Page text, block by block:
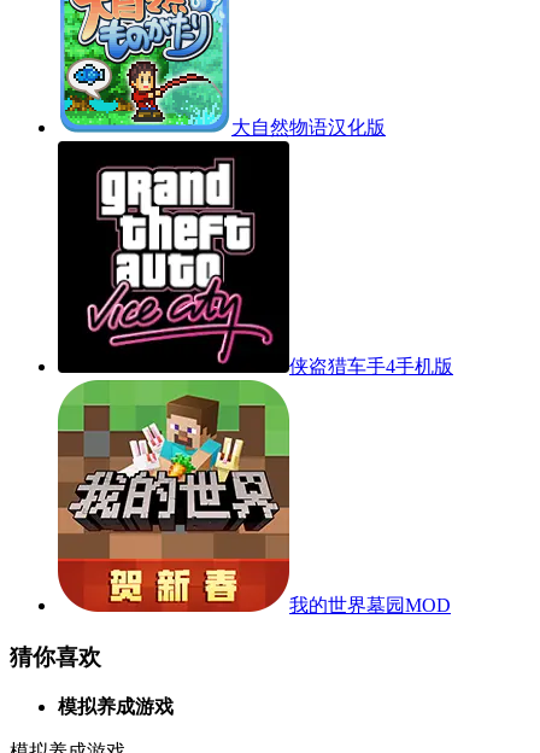
大自然物语汉化版
侠盗猎车手4手机版
我的世界墓园MOD
猜你喜欢
模拟养成游戏